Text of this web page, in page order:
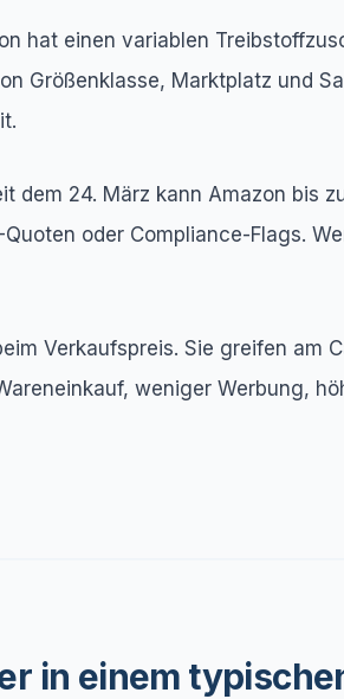
hat einen variablen
Marktplatz und
dem 24. März kann Amazon bis
oder Compliance-Flags.
Verkaufspreis. Sie greifen
weniger Werbung,
in einem